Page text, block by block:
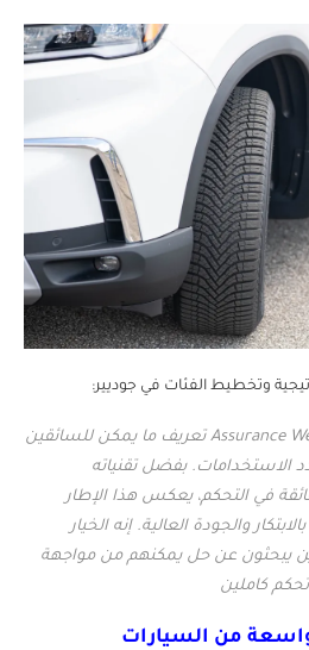
وتخطيط الفئات في جوديير:
يعيد Assurance WeatherReady® 2 تعريف ما يمكن للسائقين
الاستخدامات. بفضل تقنياته
في التحكم، يعكس هذا الإطار
والجودة العالية. إنه الخيار
يبحثون عن حل يمكنهم من مواجهة
كاملين
من السيارات